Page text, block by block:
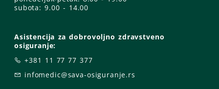
subota: 9.00 - 14.00
Asistencija za dobrovoljno zdravstveno
osiguranje:
+381 11 77 77 377
infomedic@sava-osiguranje.rs